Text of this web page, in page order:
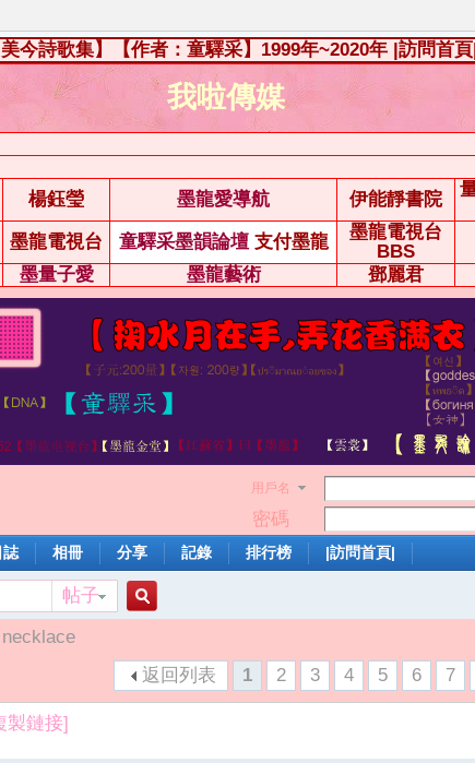
美今詩歌集】【作者：童驛采】1999年~2020年 |訪問首
我啦傳媒
楊鈺瑩 墨龍愛導航 伊能靜書院
墨龍電視台 童驛采墨韻論壇 支付墨龍
墨龍電視台
BBS
墨量子愛 墨龍藝術 鄧麗君
用戶名
密碼
誌 相冊 分享 記錄 排行榜 |訪問首頁|
帖子
1
2 3 4 5 6 7
返回列表
製鏈接]